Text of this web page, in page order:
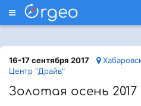
Меню
16-17 сентября 2017
Центр "Драйв"
Золотая осень 2017